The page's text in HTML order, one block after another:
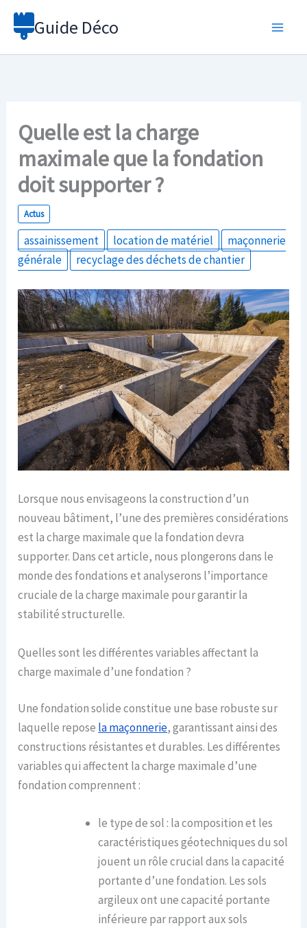
Aller
Guide Déco
Quelle est la charge
maximale que la fondation
doit supporter ?
Actus
assainissement location de matériel
maçonnerie
générale
recyclage des déchets de chantier
Lorsque nous envisageons la construction d’un
nouveau bâtiment, l’une des premières considérations
est la charge maximale que la fondation devra
supporter. Dans cet article, nous plongerons dans le
monde des fondations et analyserons l’importance
cruciale de la charge maximale pour garantir la
stabilité structurelle.
Quelles sont les différentes variables affectant la
charge maximale d’une fondation ?
Une fondation solide constitue une base robuste sur
laquelle repose la maçonnerie, garantissant ainsi des
constructions résistantes et durables. Les différentes
variables qui affectent la charge maximale d’une
fondation comprennent :
le type de sol : la composition et les
caractéristiques géotechniques du sol
jouent un rôle crucial dans la capacité
portante d’une fondation. Les sols
argileux ont une capacité portante
inférieure par rapport aux sols